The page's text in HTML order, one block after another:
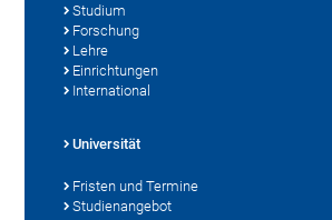
Studium
Forschung
Lehre
Einrichtungen
International
Universität
Fristen und Termine
Studienangebot